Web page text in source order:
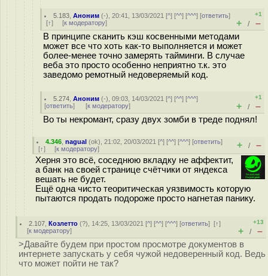
5.183 ,Аноним (-), 20:41, 13/03/2021 [^] [^^] [^^^] [ответить]
[↑] [к модератору]
+1
+ / –
В принципе сканить кэш косвенными методами
может все что хоть как-то выполняется и может
более-менее точно замерять тайминги. В случае
веба это просто особенно неприятно т.к. это
заведомо ремотный недоверяемый код.
5.274 ,Аноним (-), 09:03, 14/03/2021 [^] [^^] [^^^]
[ответить] [к модератору]
+1
+ / –
Во ты некромант, сразу двух зомби в треде поднял!
4.346 ,nagual (ok), 21:02, 20/03/2021 [^] [^^] [^^^] [ответить]
[↑] [к модератору] + / –
Херня это всё, соседнюю вкладку не аффектит,
а банк на своей странице счётчики от яндекса
вешать не будет.
Ещё одна чисто теоритическая уязвимость которую
пытаются продать подороже просто нагнетая панику.
2.107 ,Козлетто (?), 14:25, 13/03/2021 [^] [^^] [^^^] [ответить][↑]
[к модератору]
+13
+ / –
>Давайте будем при простом просмотре документов в
интернете запускать у себя чужой недоверенный код. Ведь
что может пойти не так?